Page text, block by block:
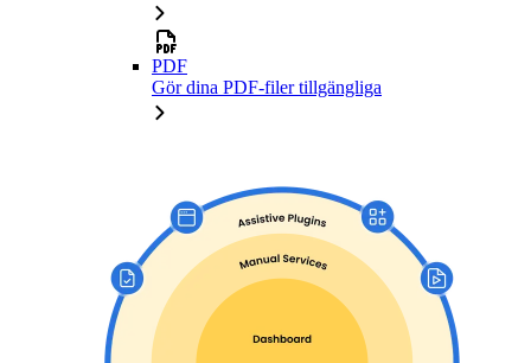
PDF
Gör dina PDF-filer tillgängliga